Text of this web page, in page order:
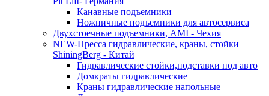
Канавные подъемники
Ножничные подъемники для автосервиса
Двухстоечные подъемники, АМІ - Чехия
NEW-Пресса гидравлические, краны, стойки
ShiningBerg - Китай
Гидравлические стойки,подставки под авто
Домкраты гидравлические
Краны гидравлические напольные